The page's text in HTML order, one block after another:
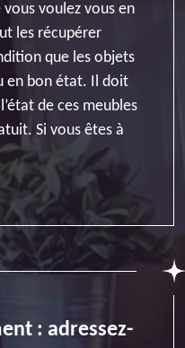
voulez vous en
les récupérer
que les objets
en bon état. Il doit
de ces meubles
Si vous êtes à
: adressez-